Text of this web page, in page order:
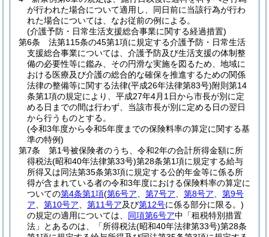
が行われた場合について適用し、同日前に当該行為が行わ
れた場合については、なお従前の例による。
(介護予防・日常生活支援総合事業に関する経過措置)
第6条
法第115条の45第1項に規定する介護予防・日常生活
支援総合事業については、介護予防及び生活支援の体制整
備の必要性等に鑑み、その円滑な実施を図るため、地域に
おける医療及び介護の総合的な確保を推進するための関係
法律の整備等に関する法律(平成26年法律第83号)附則第14
条第1項の規定により、平成27年4月1日から市長が別に定
める日までの間は行わず、当該市長が別に定める日の翌日
から行うものとする。
(令和3年度から令和5年度までの保険料率の算定に関する基
準の特例)
第7条
第1号被保険者のうち、令和2年の合計所得金額に所
得税法(昭和40年法律第33号)第28条第1項に規定する給与
所得又は同法第35条第3項に規定する公的年金等に係る所
得が含まれている者の令和3年度における保険料率の算定に
ついての第4条第1項(第6号ア 第7号ア 第8号ア
第9号
ア
第10号ア 第11号ア及び第12号に係る部分に限る。)
の規定の適用については、 同項第6号ア中「租税特別措置
法」とあるのは、「所得税法(昭和40年法律第33号)第28条